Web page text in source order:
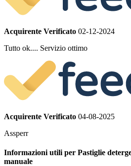
Acquirente Verificato 02-12-2024
Tutto ok.... Servizio ottimo
Acquirente Verificato 04-08-2025
Assperr
Informazioni utili per Pastiglie
manuale